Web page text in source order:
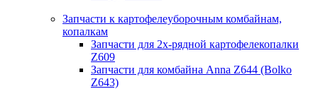
Запчасти к картофелеуборочным комбайнам,
копалкам
Запчасти для 2х-рядной картофелекопалки
Z609
Запчасти для комбайна Anna Z644 (Bolko
Z643)